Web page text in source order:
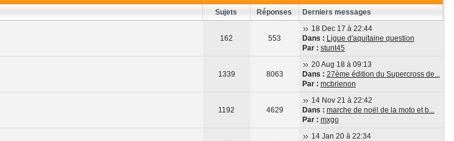
Sujets Réponses Derniers messages
162 553
18 Dec 17 à 22:44
Dans : Ligue d'aquitaine question
Par : stunt45
1339 8063
20 Aug 18 à 09:13
Dans : 27ème édition du Supercross de...
Par : mcbrienon
1192 4629
14 Nov 21 à 22:42
Dans : marche de noël de la moto et b...
Par : mxgo
14 Jan 20 à 22:34